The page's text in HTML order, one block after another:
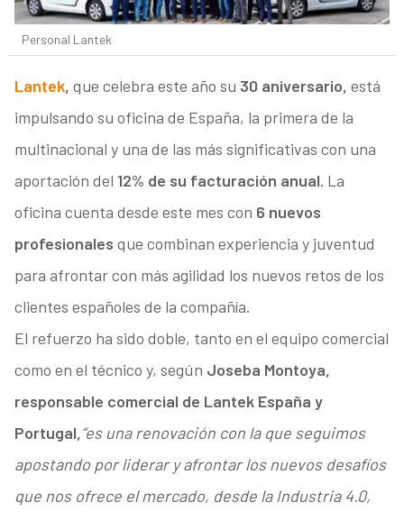
Personal Lantek
Lantek, que celebra este año su 30 aniversario, está
impulsando su oficina de España, la primera de la
multinacional y una de las más significativas con una
aportación del 12% de su facturación anual. La
oficina cuenta desde este mes con 6 nuevos
profesionales que combinan experiencia y juventud
para afrontar con más agilidad los nuevos retos de los
clientes españoles de la compañía.
El refuerzo ha sido doble, tanto en el equipo comercial
como en el técnico y, según Joseba Montoya,
responsable comercial de Lantek España y
Portugal,“es una renovación con la que seguimos
apostando por liderar y afrontar los nuevos desafíos
que nos ofrece el mercado, desde la Industria 4.0,